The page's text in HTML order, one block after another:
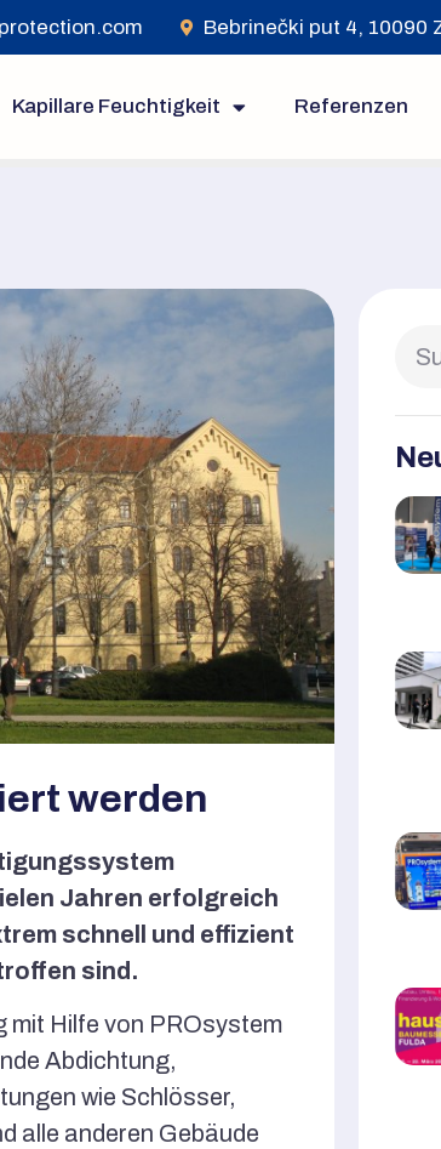
Bebrinečki put 4, 10090
Kapillare Feuchtigkeit Referenzen
werden
Jahren erfolgreich
schnell und effizient
sind.
mit Hilfe von PROsystem
Abdichtung,
wie Schlösser,
alle anderen Gebäude